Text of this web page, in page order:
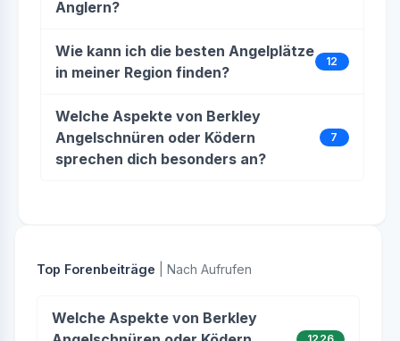
Anglern?
Wie kann ich die besten Angelplätze
in meiner Region finden?
12
Welche Aspekte von Berkley
Angelschnüren oder Ködern
sprechen dich besonders an?
7
Top Forenbeiträge | Nach Aufrufen
Welche Aspekte von Berkley